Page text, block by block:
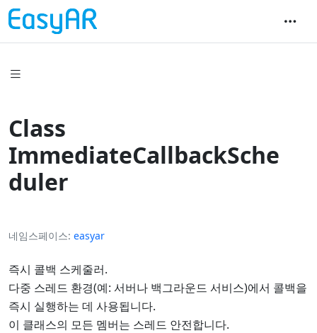
Class
ImmediateCallbackSche
duler
네임스페이스 easyar
즉시 콜백 스케줄러.
다중 스레드 환경(예: 서버나 백그라운드 서비스)에서 콜백을
즉시 실행하는 데 사용됩니다.
이 클래스의 모든 멤버는 스레드 안전합니다.